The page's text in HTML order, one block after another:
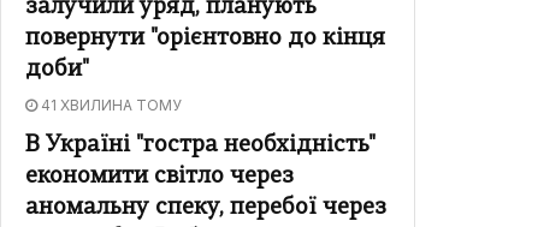
залучили уряд, планують
повернути "орієнтовно до кінця
доби"
41 ХВИЛИНА ТОМУ
В Україні "гостра необхідність"
економити світло через
аномальну спеку, перебої через